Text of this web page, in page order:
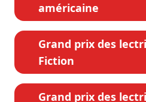
américaine
Grand prix des
Fiction
Grand prix des